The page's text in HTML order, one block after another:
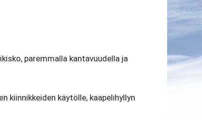
paremmalla kantavuudella ja
kiinnikkeiden käytölle, kaapelihyllyn